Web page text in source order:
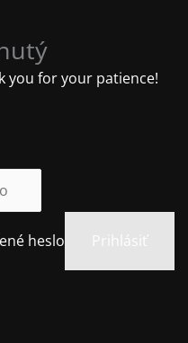
you for your patience!
heslo